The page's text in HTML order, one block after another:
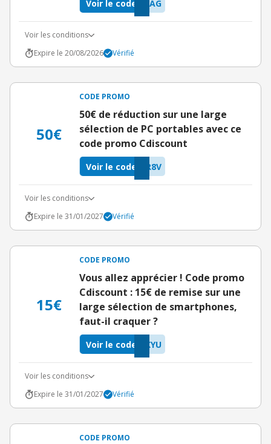
RAG
Voir le code
Voir les conditions
Expire le 20/08/2026
Vérifié
50€
CODE PROMO
50€ de réduction sur une large
sélection de PC portables avec ce
code promo Cdiscount
R8V
Voir le code
Voir les conditions
Expire le 31/01/2027
Vérifié
15€
CODE PROMO
Vous allez apprécier ! Code promo
Cdiscount : 15€ de remise sur une
large sélection de smartphones,
faut-il craquer ?
KYU
Voir le code
Voir les conditions
Expire le 31/01/2027
Vérifié
CODE PROMO